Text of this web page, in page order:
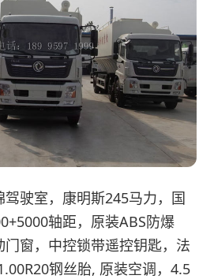
驾驶室，康明斯245马力，国
轴距，原装ABS防爆
窗，中控锁带遥控钥匙，法
钢丝胎, 原装空调，4.5